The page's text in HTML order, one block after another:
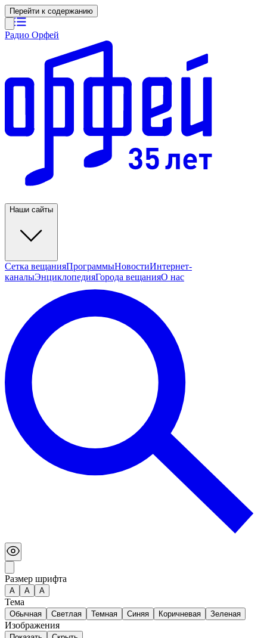
Перейти к содержанию
Радио Орфей
Наши сайты
Сетка вещанияПрограммыНовостиИнтернет-
каналыЭнциклопедияГорода вещанияО нас
Размер шрифта
А A A
Тема
Обычная Светлая Темная Синяя Коричневая Зеленая
Изображения